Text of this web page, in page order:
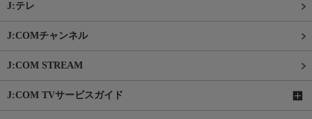
J:テレ
J:COMチャンネル
J:COM STREAM
J:COM TVサービスガイド